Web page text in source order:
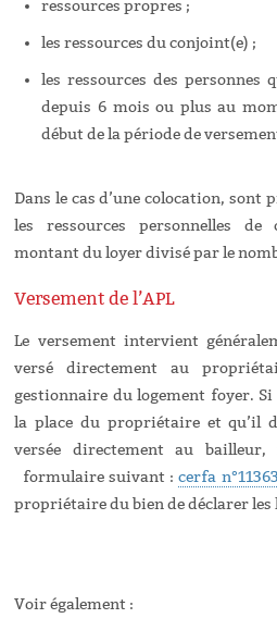
ressources propres ;
les ressources du conjoint(e) ;
les ressources des personnes
depuis 6 mois ou plus au
début de la période de
Dans le cas d’une colocation, sont
les ressources personnelles
montant du loyer divisé par le
Versement de l’APL
Le versement intervient
versé directement au
gestionnaire du logement foyer. Si
la place du propriétaire et qu’il
versée directement au
formulaire suivant :cerfa
propriétaire du bien de déclarer les
Voir également :